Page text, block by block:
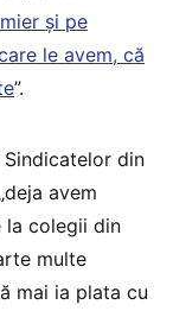
și pe
le avem, că
”.
din
avem
la colegii din
multe
mai ia plata cu